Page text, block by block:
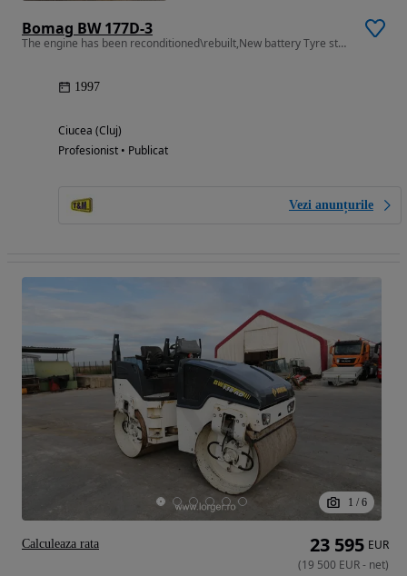
Bomag BW 177D-3
The engine has been reconditioned\rebuilt,New battery Tyre status- 80%
1997
Ciucea (Cluj)
Profesionist • Publicat
Vezi anunțurile
1 / 6
23 595 EUR
(19 500 EUR- net)
Calculeaza rata